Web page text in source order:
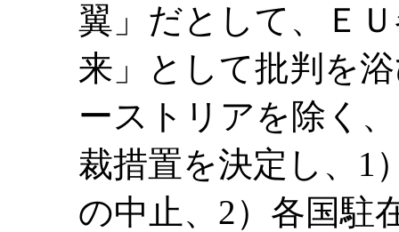
翼」だとして、Ｅ
来」として批判を
ーストリアを除く
裁措置を決定し、1
の中止、2）各国駐